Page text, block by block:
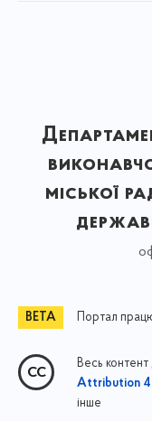
міської
Портал
Весь контент
Attribution
інше